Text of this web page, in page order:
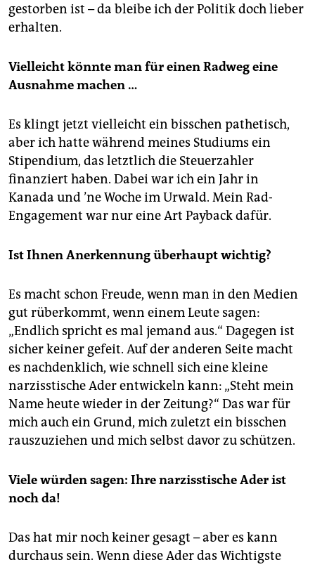
gestorben ist – da bleibe ich der Politik doch lieber
erhalten.
Vielleicht könnte man für einen Radweg eine
Ausnahme machen …
Es klingt jetzt vielleicht ein bisschen pathetisch,
aber ich hatte während meines Studiums ein
Stipendium, das letztlich die Steuerzahler
finanziert haben. Dabei war ich ein Jahr in
Kanada und ’ne Woche im Urwald. Mein Rad-
Engagement war nur eine Art Payback dafür.
Ist Ihnen Anerkennung überhaupt wichtig?
Es macht schon Freude, wenn man in den Medien
gut rüberkommt, wenn einem Leute sagen:
„Endlich spricht es mal jemand aus.“ Dagegen ist
sicher keiner gefeit. Auf der anderen Seite macht
es nachdenklich, wie schnell sich eine kleine
narzisstische Ader entwickeln kann: „Steht mein
Name heute wieder in der Zeitung?“ Das war für
mich auch ein Grund, mich zuletzt ein bisschen
rauszuziehen und mich selbst davor zu schützen.
Viele würden sagen: Ihre narzisstische Ader ist
noch da!
Das hat mir noch keiner gesagt – aber es kann
durchaus sein. Wenn diese Ader das Wichtigste